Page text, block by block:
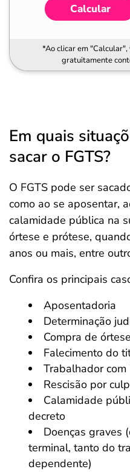
Calcular
*Ao clicar em
gratuitamente
Em quais
sacar o FGTS?
O FGTS pode ser
como ao se aposentar,
calamidade pública na
órtese e prótese,
anos ou mais, entre
Confira os principais
Aposentadoria
Determinação
Compra de
Falecimento do
Trabalhador
Rescisão por
Calamidade
decreto
Doenças graves
terminal, tanto do
dependente)